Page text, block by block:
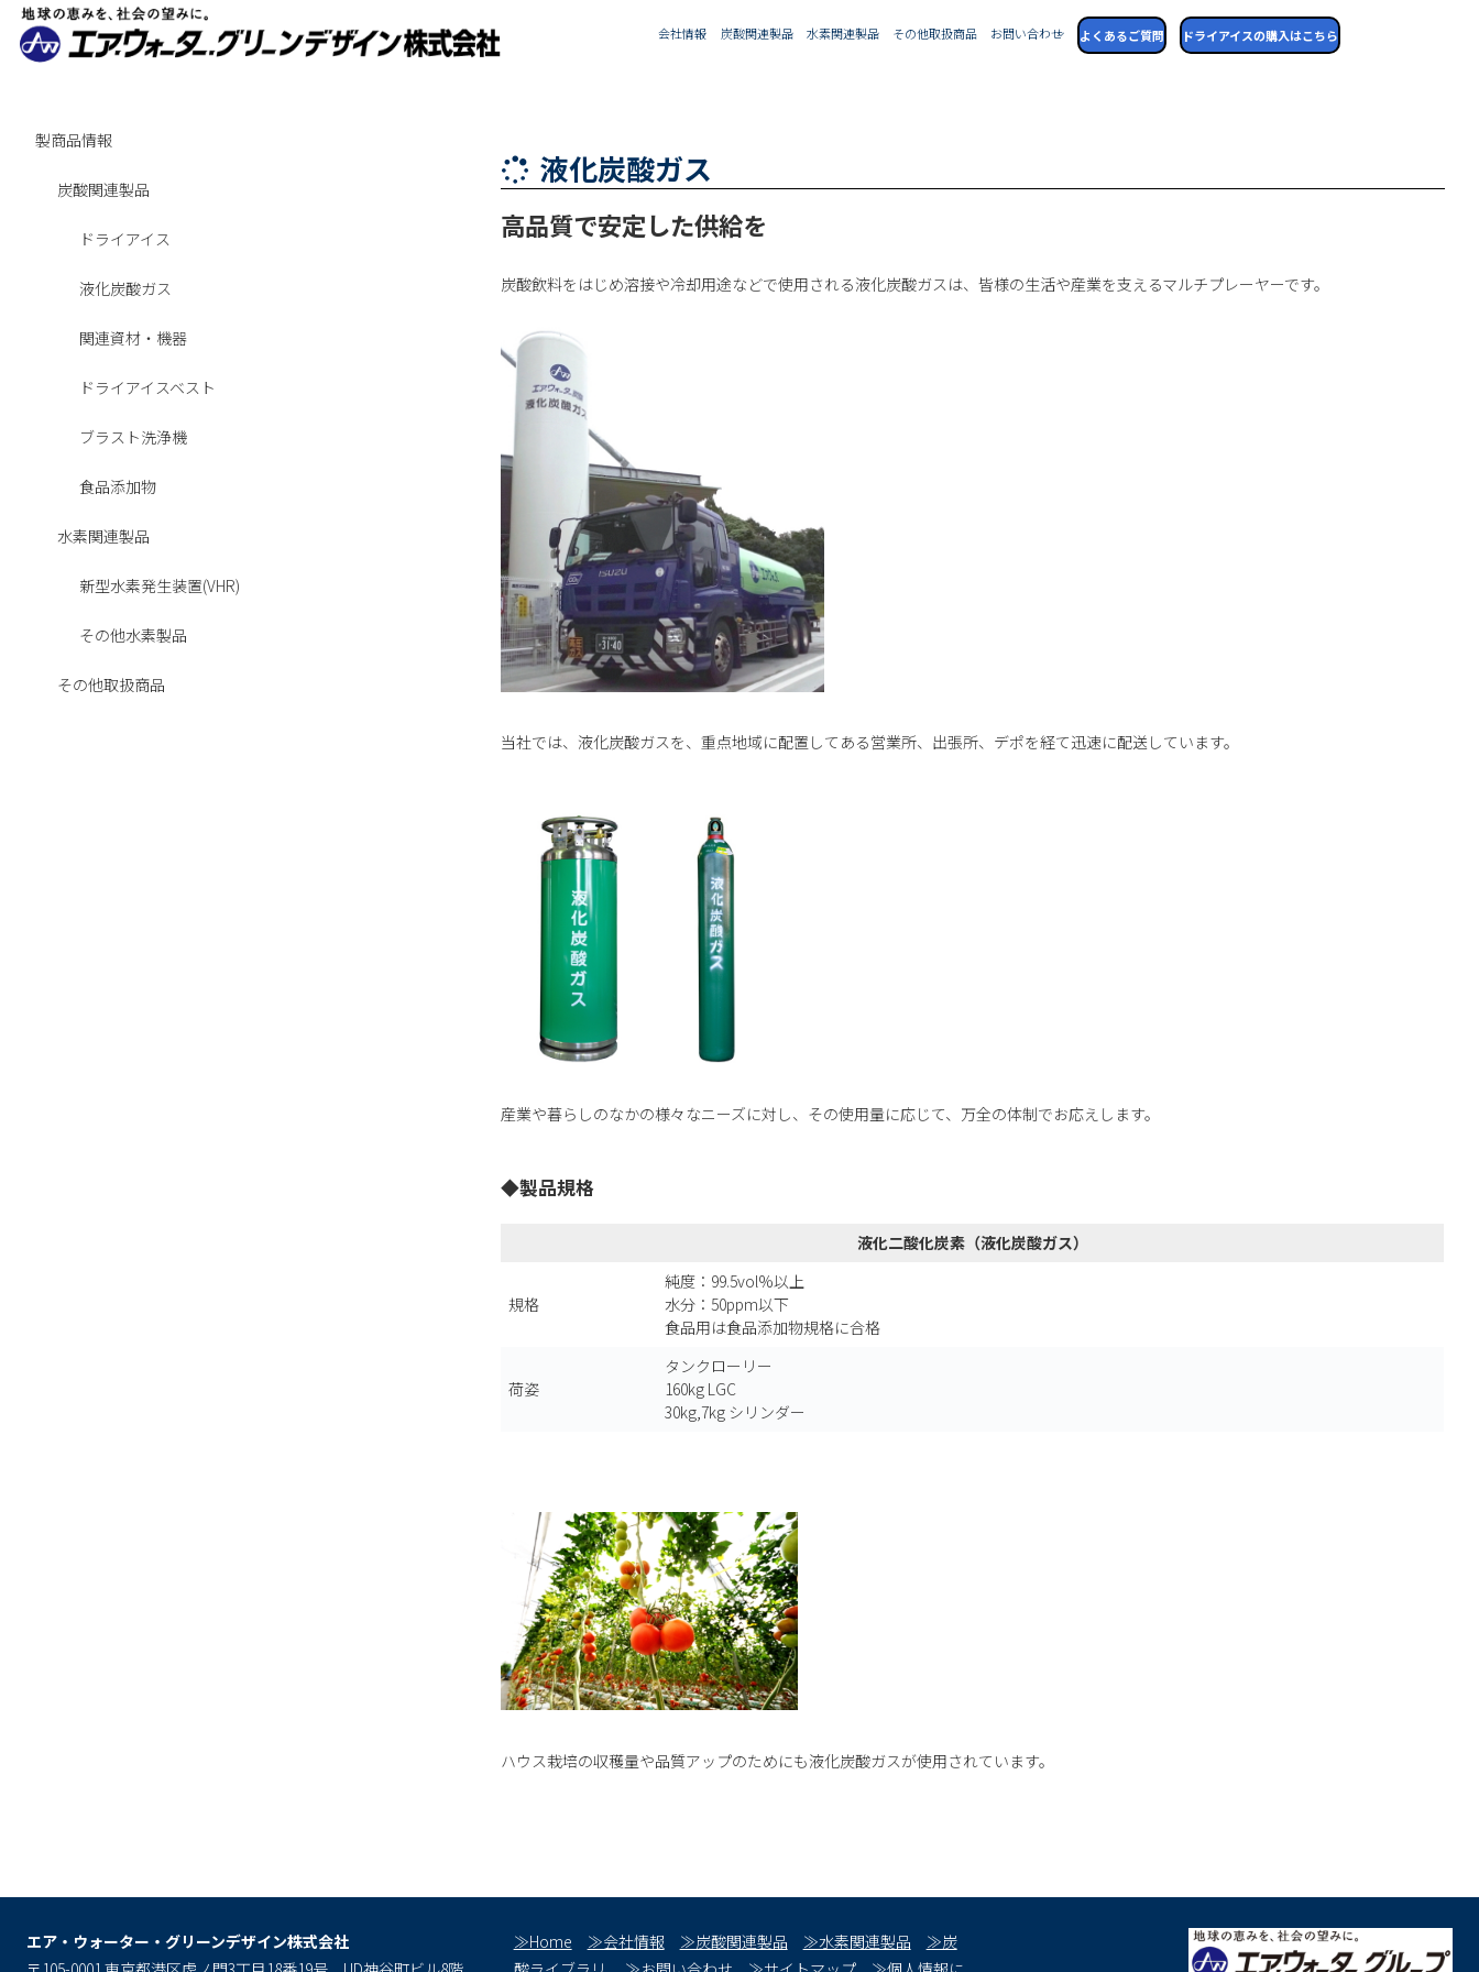
会社情報 炭酸関連製品 水素関連製品 その他取扱商品 お問い合わせ よくあるご質問 ドライアイスの購入はこちら
液化炭酸ガス
高品質で安定した供給を
炭酸飲料をはじめ溶接や冷却用途などで使用される液化炭酸ガスは、皆様の生活や産業を支えるマルチプレーヤーです。
当社では、液化炭酸ガスを、重点地域に配置してある営業所、出張所、デポを経て迅速に配送しています。
産業や暮らしのなかの様々なニーズに対し、その使用量に応じて、万全の体制でお応えします。
◆製品規格
液化二酸化炭素（液化炭酸ガス）
規格
純度：99.5vol%以上
水分：50ppm以下
食品用は食品添加物規格に合格
荷姿
タンクローリー
160kg LGC
30kg,7kg シリンダー
ハウス栽培の収穫量や品質アップのためにも液化炭酸ガスが使用されています。
製商品情報
炭酸関連製品
ドライアイス
液化炭酸ガス
関連資材・機器
ドライアイスベスト
ブラスト洗浄機
食品添加物
水素関連製品
新型水素発生装置(VHR)
その他水素製品
その他取扱商品
エア・ウォーター・グリーンデザイン株式会社
≫Home ≫会社情報 ≫炭酸関連製品 ≫水素関連製品
≫炭